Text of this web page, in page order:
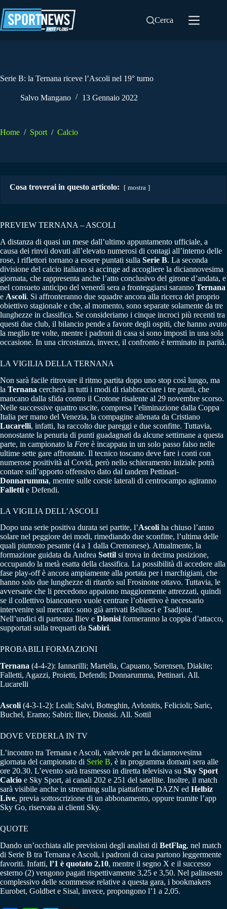
al
contenuto
Cerca
Serie B: la Ternana riceve l’Ascoli nel 19° turno
Salvo Mangano 13 Gennaio 2022
Home / Sport / Calcio
Cosa troverai in questo articolo: mostra
PREVIEW TERNANA – ASCOLI
A distanza di quasi un mese dall’ultimo appuntamento ufficiale, a
causa dei rinvii dovuti all’elevato numerosi di contagi all’interno delle
rose, i riflettori tornano a essere puntati sulla Serie B. La seconda
divisione del calcio italiano si accinge ad accogliere la diciannovesima
giornata, che rappresenta anche l’atto conclusivo del girone d’andata, e
nel consueto anticipo del venerdì sera a fronteggiarsi saranno Ternana
e Ascoli. Si affronteranno due squadre ancora alla ricerca del proprio
obiettivo stagionale e che, al momento, sono separate solamente da tre
lunghezze in classifica. Se consideriamo i cinque incroci più recenti tra
questi due club, il bilancio pende a favore degli ospiti, che hanno avuto
la meglio tre volte, mentre i padroni di casa si sono imposti in una sola
occasione. In una circostanza, invece, il confronto è terminato in parità.
LA VIGILIA DELLA TERNANA
Non sarà facile ritrovare il ritmo partita dopo uno stop così lungo, ma
la Ternana cercherà in tutti i modi di riabbracciare i tre punti, che
mancano dalla sfida contro il Crotone risalente al 29 novembre scorso.
Nelle successive quattro uscite, compresa l’eliminazione dalla Coppa
Italia per mano del Venezia, la compagine allenata da Cristiano
Lucarelli, infatti, ha raccolto due pareggi e due sconfitte. Tuttavia,
nonostante la penuria di punti guadagnati da alcune settimane a questa
parte, in campionato la Fere è incappata in un solo passo falso nelle
ultime sette gare affrontate. Il tecnico toscano deve fare i conti con
numerose positività al Covid, però nello schieramento iniziale potrà
contare sull’apporto offensivo dato dal tandem Pettinari-
Donnarumma, mentre sulle corsie laterali di centrocampo agiranno
Falletti e Defendi.
LA VIGILIA DELL’ASCOLI
Dopo una serie positiva durata sei partite, l’Ascoli ha chiuso l’anno
solare nel peggiore dei modi, rimediando due sconfitte, l’ultima delle
quali piuttosto pesante (4 a 1 dalla Cremonese). Attualmente, la
formazione guidata da Andrea Sottil si trova in decima posizione,
occupando la metà esatta della classifica. La possibilità di accedere alla
fase play-off è ancora ampiamente alla portata per i marchigiani, che
hanno solo due lunghezze di ritardo sul Frosinone ottavo. Tuttavia, le
avversarie che li precedono appaiono maggiormente attrezzati, quindi
se il collettivo bianconero vuole centrare l’obiettivo è necessario
intervenire sul mercato: sono già arrivati Bellusci e Tsadjout.
Nell’undici di partenza Iliev e Dionisi formeranno la coppia d’attacco,
supportati sulla trequarti da Sabiri.
PROBABILI FORMAZIONI
Ternana (4-4-2): Iannarilli; Martella, Capuano, Sorensen, Diakite;
Falletti, Agazzi, Proietti, Defendi; Donnarumma, Pettinari. All.
Lucarelli
Ascoli (4-3-1-2): Leali; Salvi, Botteghin, Avlonitis, Felicioli; Saric,
Buchel, Eramo; Sabiri; Iliev, Dionisi. All. Sottil
DOVE VEDERLA IN TV
L’incontro tra Ternana e Ascoli, valevole per la diciannovesima
giornata del campionato di Serie B, è in programma domani sera alle
ore 20.30. L’evento sarà trasmesso in diretta televisiva su Sky Sport
Calcio e Sky Sport, ai canali 202 e 251 del satellite. Inoltre, il match
sarà visibile anche in streaming sulla piattaforme DAZN ed Helbiz
Live, previa sottoscrizione di un abbonamento, oppure tramite l’app
Sky Go, riservata ai clienti Sky.
QUOTE
Dando un’occhiata alle previsioni degli analisti di BetFlag, nel match
di Serie B tra Ternana e Ascoli, i padroni di casa partono leggermente
favoriti. Infatti, l’1 è quotato 2,10, mentre il segno X e il successo
esterno (2) vengono pagati rispettivamente 3,25 e 3,50. Nel palinsesto
complessivo delle scommesse relative a questa gara, i bookmakers
Eurobet, Goldbet e Sisal, invece, propongono l’1 a 2,05.